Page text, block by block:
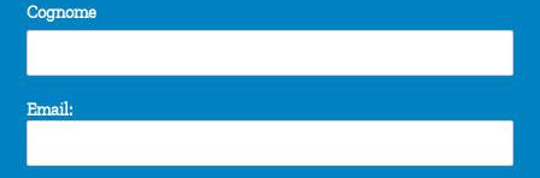
Cognome
Email: